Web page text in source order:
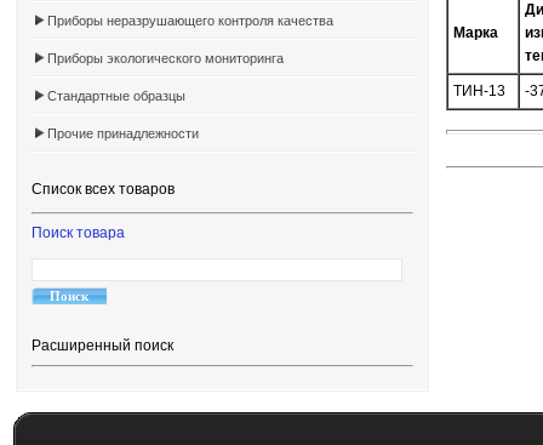
Приборы неразрушающего контроля качества
Приборы экологического мониторинга
Стандартные образцы
Прочие принадлежности
Список всех товаров
Поиск товара
Расширенный поиск
Марка
ТИН-13 -